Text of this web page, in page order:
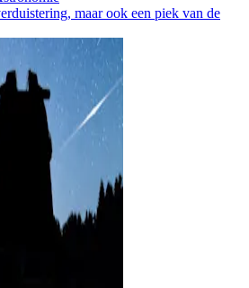
maar ook een piek van de